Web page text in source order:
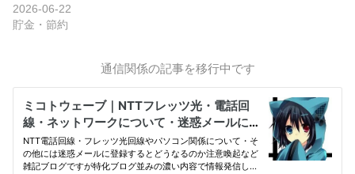
2026-06-22
貯金・節約
通信関係の記事を移行中です